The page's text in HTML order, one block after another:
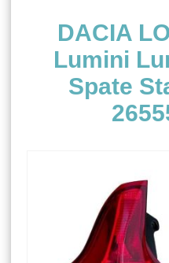
DACIA
Lumini
Spate